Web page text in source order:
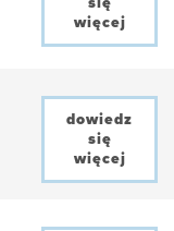
więcej
dowiedz
się
więcej